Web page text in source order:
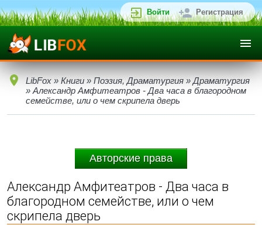
Войти Регистрация
LibFox » Книги » Поэзия, Драматургия » Драматургия
» Александр Амфитеатров - Два часа в благородном
семействе, или о чем скрипела дверь
Авторские права
Александр Амфитеатров - Два часа в
благородном семействе, или о чем
скрипела дверь